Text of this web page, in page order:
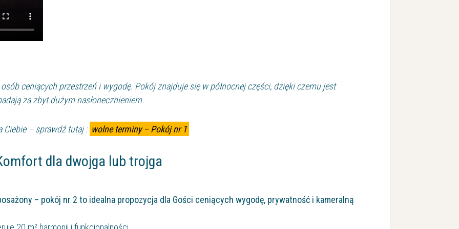
ceniących przestrzeń i wygodę. Pokój znajduje się w północnej części, dzięki czemu jest
za zbyt dużym nasłonecznieniem.
Ciebie – sprawdź tutaj : wolne terminy – Pokój nr 1
dla dwojga lub trojga
– pokój nr 2 to idealna propozycja dla Gości ceniących wygodę, prywatność i kameralną